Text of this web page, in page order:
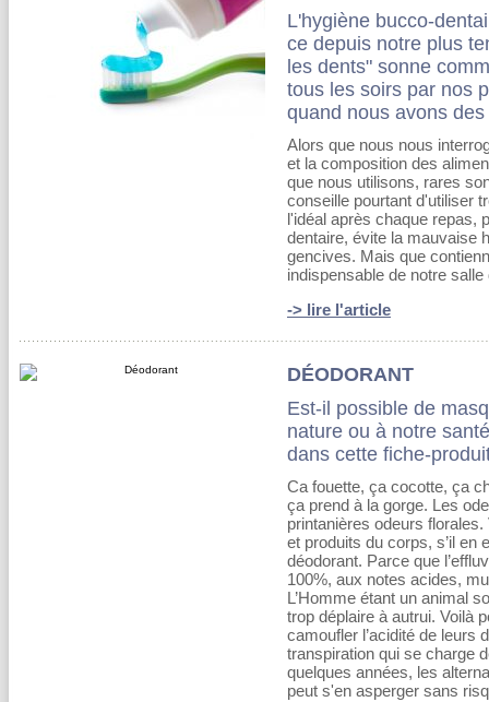
L'hygiène bucco-
ce depuis notre plus
les dents" sonne
tous les soirs par nos
quand nous avons
Alors que nous nous
et la composition des
que nous utilisons, rares
conseille pourtant d'utiliser
l'idéal après chaque repas,
dentaire, évite la mauvaise
gencives. Mais que
indispensable de notre salle
-> lire l'article
DÉODORANT
Est-il possible de
nature ou à notre
dans cette fiche-
Ca fouette, ça cocotte, ça
ça prend à la gorge. Les
printanières odeurs
et produits du corps, s’il en
déodorant. Parce que
100%, aux notes acides,
L’Homme étant un animal
trop déplaire à autrui. Voilà
camoufler l’acidité de leurs
transpiration qui se charge
quelques années, les
peut s'en asperger sans